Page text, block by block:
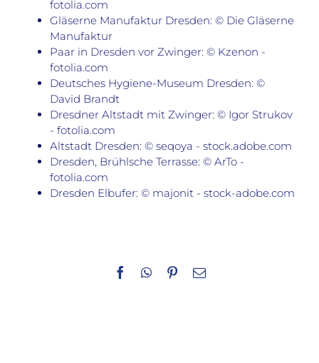
fotolia.com
Gläserne Manufaktur Dresden: © Die Gläserne
Manufaktur
Paar in Dresden vor Zwinger: © Kzenon -
fotolia.com
Deutsches Hygiene-Museum Dresden: ©
David Brandt
Dresdner Altstadt mit Zwinger: © Igor Strukov
- fotolia.com
Altstadt Dresden: © seqoya - stock.adobe.com
Dresden, Brühlsche Terrasse: © ArTo -
fotolia.com
Dresden Elbufer: © majonit - stock-adobe.com
Facebook
WhatsApp
Pinterest
E-